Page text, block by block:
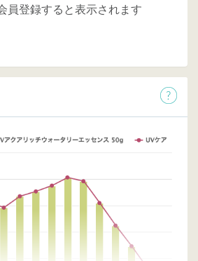
員登録すると表示されます